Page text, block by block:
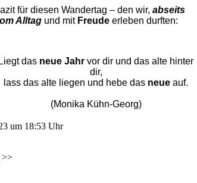
für diesen Wandertag – den wir,abseits
Alltag und mit Freude erleben durften:
Liegt das neue Jahr vor dir und das alte hinter
dir,
lass das alte liegen und hebe das neue auf.
(Monika Kühn-Georg)
um 18:53 Uhr
>>